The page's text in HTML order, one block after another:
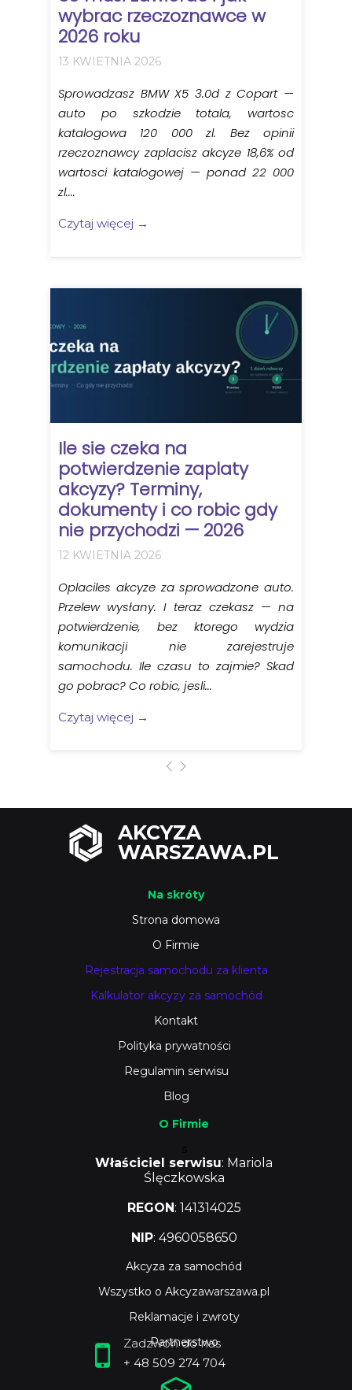
AKCYZA
WARSZAWA.PL
Zadzwoń do nas
+ 48 509 274 704
O Firmie
Właściciel serwisu: Mariola
Ślęczkowska
REGON: 141314025
NIP: 4960058650
Akcyza za samochód
Wszystko o Akcyzawarszawa.pl
Reklamacje i zwroty
Partnerstwo
Na skróty
Strona domowa
O Firmie
Rejestracja samochodu za klienta
Kalkulator akcyzy za samochód
Kontakt
Polityka prywatności
Regulamin serwisu
Blog
wybrac rzeczoznawce w
2026 roku
13 KWIETNIA 2026
Sprowadzasz BMW X5 3.0d z Copart —
auto po szkodzie totala, wartosc
katalogowa 120 000 zl. Bez opinii
rzeczoznawcy zaplacisz akcyze 18,6% od
wartosci katalogowej — ponad 22 000
zl....
Czytaj więcej →
Ile sie czeka na
potwierdzenie zaplaty
akcyzy? Terminy,
dokumenty i co robic gdy
nie przychodzi — 2026
12 KWIETNIA 2026
Oplaciles akcyze za sprowadzone auto.
Przelew wysłany. I teraz czekasz — na
potwierdzenie, bez ktorego wydzia
komunikacji nie zarejestruje
samochodu. Ile czasu to zajmie? Skad
go pobrac? Co robic, jesli...
Czytaj więcej →